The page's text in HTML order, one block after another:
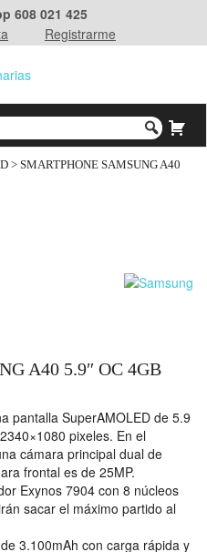
608 021 425
Registrarme
> SMARTPHONE SAMSUNG A40
A40 5.9″ OC 4GB
pantalla SuperAMOLED de 5.9
pixeles. En el
cámara principal dual de
frontal es de 25MP.
Exynos 7904 con 8 núcleos
sacar el máximo partido al
3.100mAh con carga rápida y